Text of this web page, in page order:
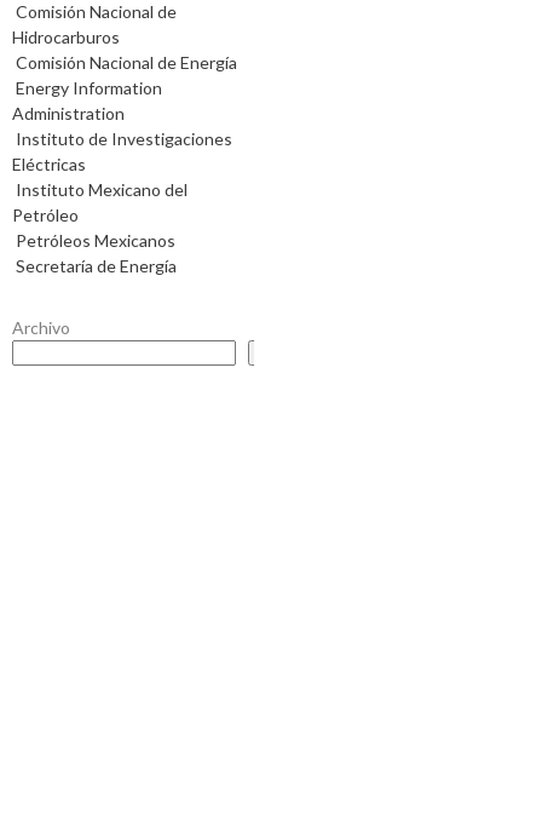
Comisión Nacional de
Hidrocarburos
Comisión Nacional de Energía
Energy Information
Administration
Instituto de Investigaciones
Eléctricas
Instituto Mexicano del
Petróleo
Petróleos Mexicanos
Secretaría de Energía
Archivo